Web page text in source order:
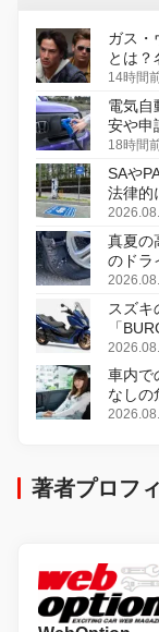
ガス・
とは？
初のデ
14時間
電気自
安や申
18時間
SAや
法律的
真夏の
のドラ
スズキ
「
変更し
車内で
なしの
著者プロフ